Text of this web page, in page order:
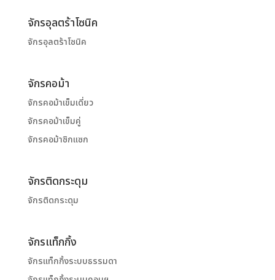
จักรอุลตร้าโซนิค
จักรอุลตร้าโซนิค
จักรคอม้า
จักรคอม้าเข็มเดี่ยว
จักรคอม้าเข็มคู่
จักรคอม้าซิกแซก
จักรติดกระดุม
จักรติดกระดุม
จักรแท็กกิ้ง
จักรแท็กกิ้งระบบธรรมดา